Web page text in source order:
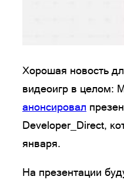
Хорошая новость
видеоигр в целом:
анонсировал
Developer_Direct,
января.
На презентации